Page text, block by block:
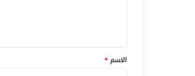
*
الاسم *